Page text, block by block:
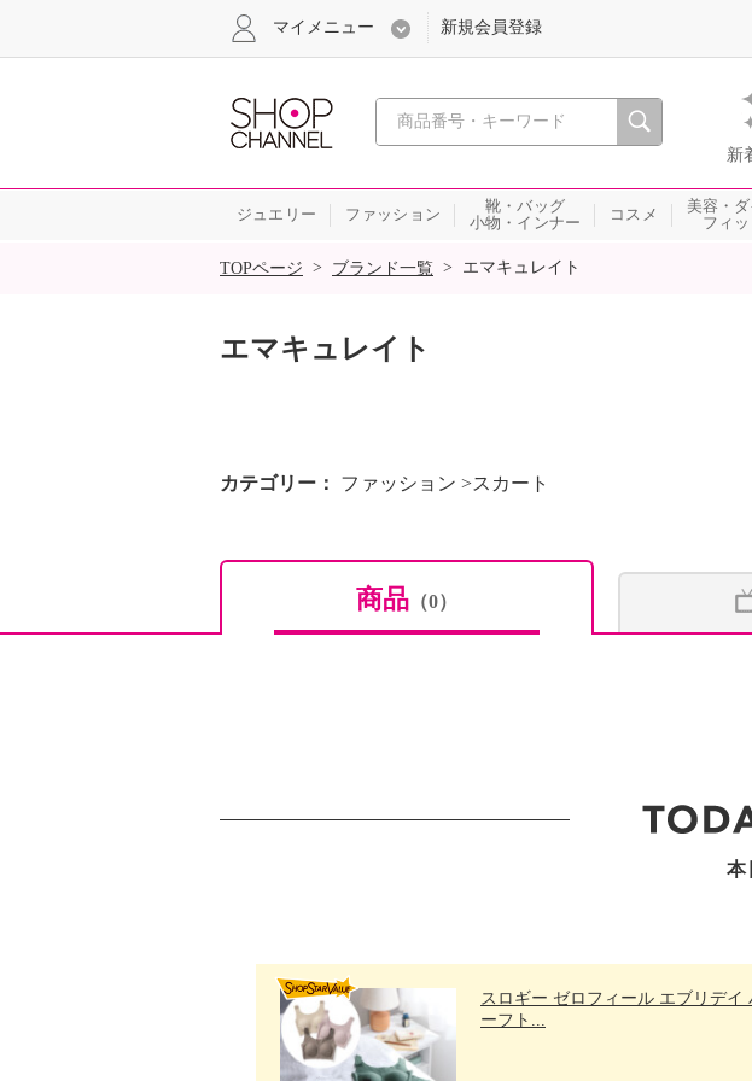
心おどる、瞬間を。通販・テレビショ
新
マイメニュー 新規会員登録
ジュエリー ファッション
靴・バッグ
小物・インナー
コスメ
美容・
フィ
SALE
TOPページ > ブランド一覧 > エマキュレイト
エマキュレイト
カテゴリー ファッション >スカート
商品 （0）
本
スロギー ゼロフィール エブリデイ
ーフト...